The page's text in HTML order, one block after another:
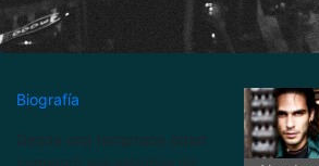
Biografía
Desde una temprana edad
comenzó sus estudios de